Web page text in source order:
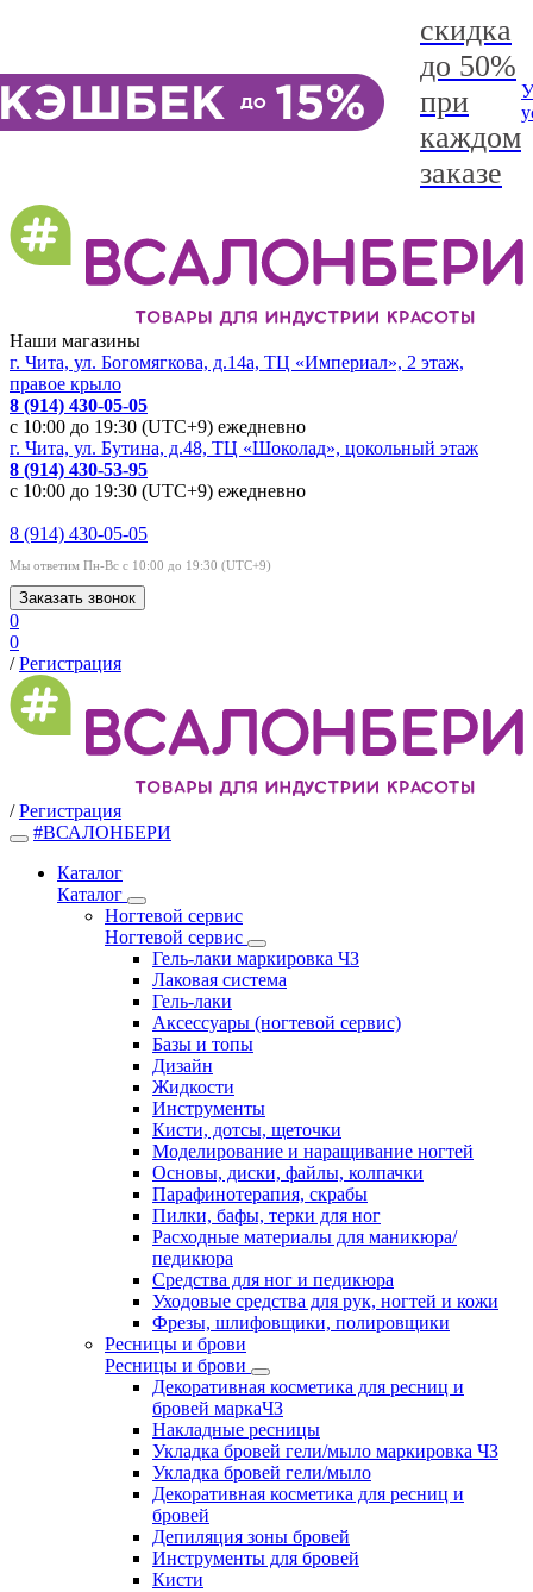
скидка
до 50%
при
каждом
заказе
Наши магазины
г. Чита, ул. Богомягкова, д.14а, ТЦ «Империал», 2 этаж,
правое крыло
8 (914) 430-05-05
с 10:00 до 19:30 (UTC+9) ежедневно
г. Чита, ул. Бутина, д.48, ТЦ «Шоколад», цокольный этаж
8 (914) 430-53-95
с 10:00 до 19:30 (UTC+9) ежедневно
8 (914) 430-05-05
Мы ответим Пн-Вс с 10:00 до 19:30 (UTC+9)
Заказать звонок
0
0
/ Регистрация
/ Регистрация
#ВСАЛОНБЕРИ
Каталог
Каталог
Ногтевой сервис
Ногтевой сервис
Гель-лаки маркировка ЧЗ
Лаковая система
Гель-лаки
Аксессуары (ногтевой сервис)
Базы и топы
Дизайн
Жидкости
Инструменты
Кисти, дотсы, щеточки
Моделирование и наращивание ногтей
Основы, диски, файлы, колпачки
Парафинотерапия, скрабы
Пилки, бафы, терки для ног
Расходные материалы для маникюра/
педикюра
Средства для ног и педикюра
Уходовые средства для рук, ногтей и кожи
Фрезы, шлифовщики, полировщики
Ресницы и брови
Ресницы и брови
Декоративная косметика для ресниц и
бровей маркаЧЗ
Накладные ресницы
Укладка бровей гели/мыло маркировка ЧЗ
Укладка бровей гели/мыло
Декоративная косметика для ресниц и
бровей
Депиляция зоны бровей
Инструменты для бровей
Кисти